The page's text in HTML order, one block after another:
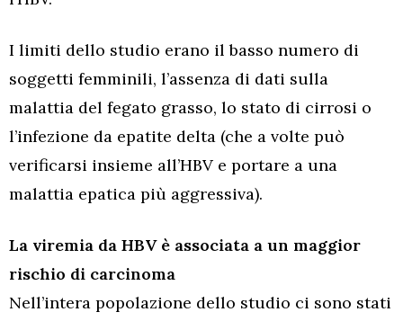
I limiti dello studio erano il basso numero di
soggetti femminili, l’assenza di dati sulla
malattia del fegato grasso, lo stato di cirrosi o
l’infezione da epatite delta (che a volte può
verificarsi insieme all’HBV e portare a una
malattia epatica più aggressiva).
La viremia da HBV è associata a un maggior
rischio di carcinoma
Nell’intera popolazione dello studio ci sono stati